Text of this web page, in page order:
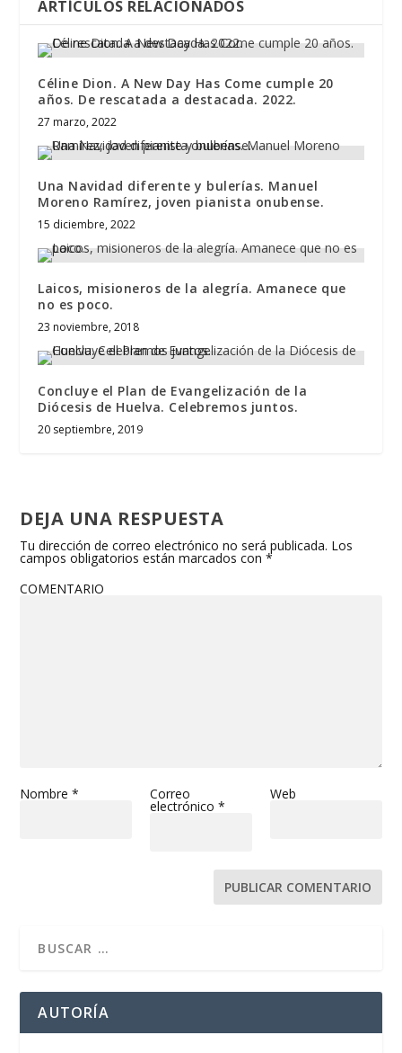
ARTÍCULOS RELACIONADOS
Céline Dion. A New Day Has Come cumple 20
años. De rescatada a destacada. 2022.
27 marzo, 2022
Una Navidad diferente y bulerías. Manuel
Moreno Ramírez, joven pianista onubense.
15 diciembre, 2022
Laicos, misioneros de la alegría. Amanece que
no es poco.
23 noviembre, 2018
Concluye el Plan de Evangelización de la
Diócesis de Huelva. Celebremos juntos.
20 septiembre, 2019
DEJA UNA RESPUESTA
Tu dirección de correo electrónico no será publicada. Los
campos obligatorios están marcados con*
COMENTARIO
Nombre* Correo
electrónico *
Web
AUTORÍA